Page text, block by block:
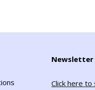
Newsletter
Click here